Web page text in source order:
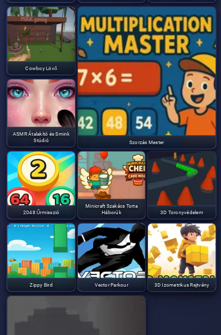
Cowboy Lövő
Szorzás Mester
ASMR Átalakító és Smink
Stúdió
2048 Űrmisszió
Minicraft Szakács Torta
Háborúk
3D Toronyvédelem
Zippy Bird Vector Parkour 3D Izometrikus Rejtvény